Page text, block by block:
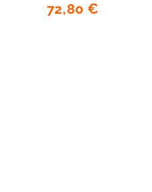
72,80 €